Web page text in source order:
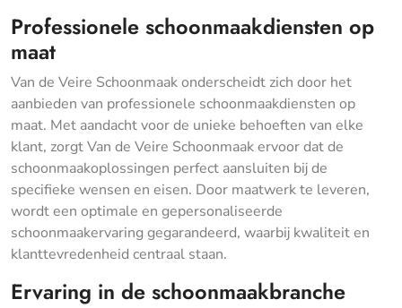
Professionele schoonmaakdiensten op
maat
Van de Veire Schoonmaak onderscheidt zich door het
aanbieden van professionele schoonmaakdiensten op
maat. Met aandacht voor de unieke behoeften van elke
klant, zorgt Van de Veire Schoonmaak ervoor dat de
schoonmaakoplossingen perfect aansluiten bij de
specifieke wensen en eisen. Door maatwerk te leveren,
wordt een optimale en gepersonaliseerde
schoonmaakervaring gegarandeerd, waarbij kwaliteit en
klanttevredenheid centraal staan.
Ervaring in de schoonmaakbranche